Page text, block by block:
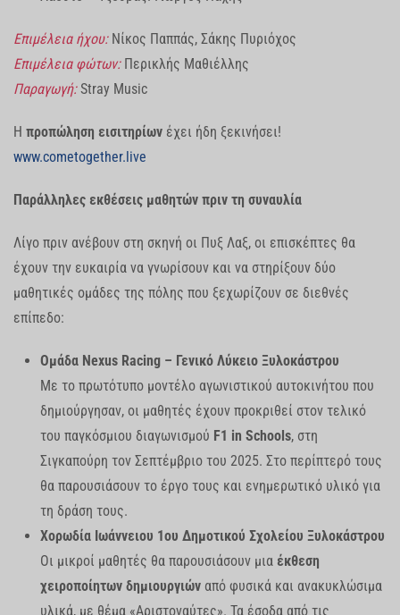
Επιμέλεια ήχου:Νίκος Παππάς, Σάκης Πυριόχος
Επιμέλεια φώτων:Περικλής Μαθιέλλης
Παραγωγή:Stray Music
Η προπώληση εισιτηρίων έχει ήδη ξεκινήσει!
www.cometogether.live
Παράλληλες εκθέσεις μαθητών πριν τη συναυλία
Λίγο πριν ανέβουν στη σκηνή οι Πυξ Λαξ, οι επισκέπτες θα
έχουν την ευκαιρία να γνωρίσουν και να στηρίξουν δύο
μαθητικές ομάδες της πόλης που ξεχωρίζουν σε διεθνές
επίπεδο:
Ομάδα Nexus Racing – Γενικό Λύκειο Ξυλοκάστρου
Με το πρωτότυπο μοντέλο αγωνιστικού αυτοκινήτου που
δημιούργησαν, οι μαθητές έχουν προκριθεί στον τελικό
του παγκόσμιου διαγωνισμού F1 in Schools, στη
Σιγκαπούρη τον Σεπτέμβριο του 2025. Στο περίπτερό τους
θα παρουσιάσουν το έργο τους και ενημερωτικό υλικό για
τη δράση τους.
Χορωδία Ιωάννειου 1ου Δημοτικού Σχολείου Ξυλοκάστρου
Οι μικροί μαθητές θα παρουσιάσουν μια έκθεση
χειροποίητων δημιουργιών από φυσικά και ανακυκλώσιμα
υλικά, με θέμα «Αριστοναύτες». Τα έσοδα από τις